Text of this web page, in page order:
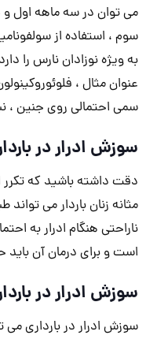
می توان در سه ماهه اول
سوم ، استفاده از
به ویژه نوزادان نارس را
عنوان مثال ،
سمی احتمالی روی جنین ،
سوزش ادرار در
دقت داشته باشید که تکرر
مثانه زنان باردار می
ناراحتی هنگام ادرار به
است و برای درمان آن
سوزش ادرار در
سوزش ادرار در بارداری